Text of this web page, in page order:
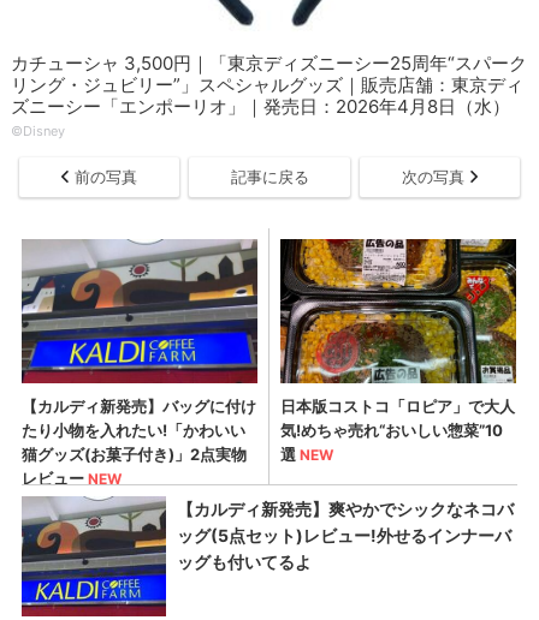
カチューシャ 3,500円｜「東京ディズニーシー25周年“スパーク
リング・ジュビリー”」スペシャルグッズ｜販売店舗：東京ディ
ズニーシー「エンポーリオ」｜発売日：2026年4月8日（水）
©Disney
前の写真 記事に戻る 次の写真